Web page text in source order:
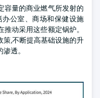
容量的商业燃气所发射的
办公室、商场和保健设施
动采用这些额定锅炉。
,不断提高基础设施的升
透。